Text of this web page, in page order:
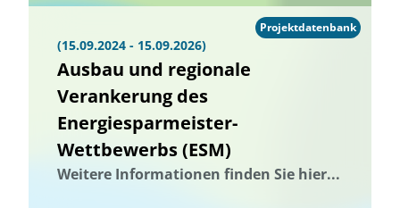
(15.09.2024 - 15.09.2026)
Ausbau und regionale
Verankerung des
Energiesparmeister-
Wettbewerbs (ESM)
Weitere Informationen finden Sie hier...
Projektdatenbank